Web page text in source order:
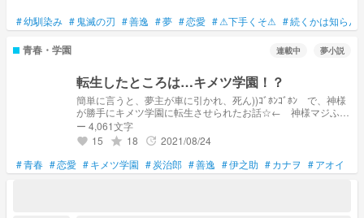
#幼馴染み # 鬼滅の刃 #善逸 #夢 #恋愛 #⚠下手くそ⚠ #続くかは知ら
青春・学園 連載中 夢小説
転生したところは…キメツ学園！？
簡単に言うと、夢主が車に引かれ、死ん))ｺﾞﾎﾝｺﾞﾎﾝ で、神様
が勝手にキメツ学園に転生させられたお話☆← 神様マジふざ
けんn)殴))
ー 4,061文字
favorite 15 grade 18 update 2021/08/24
#青春 #恋愛 #キメツ学園 #炭治郎 #善逸 #伊之助 #カナヲ #アオイ